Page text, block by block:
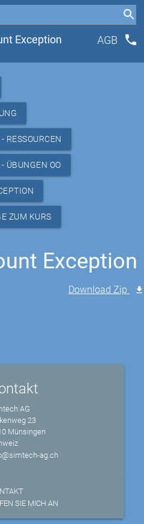
Exception AGB phone
RESSOURCEN
ÜBUNGEN OO
ZUM KURS
Exception
Download Zip
AG
23
Münsingen
ag.ch
SIE MICH AN